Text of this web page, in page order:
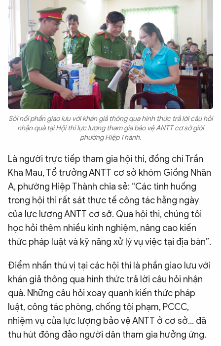
Sôi nổi phần giao lưu với khán giả thông qua hình thức trả lời câu hỏi
nhận quà tại Hội thi lực lượng tham gia bảo vệ ANTT cơ sở giỏi
phường Hiệp Thành.
Là người trực tiếp tham gia hội thi, đồng chí Trần
Kha Mau, Tổ trưởng ANTT cơ sở khóm Giồng Nhãn
A, phường Hiệp Thành chia sẻ: “Các tình huống
trong hội thi rất sát thực tế công tác hằng ngày
của lực lượng ANTT cơ sở. Qua hội thi, chúng tôi
học hỏi thêm nhiều kinh nghiệm, nâng cao kiến
thức pháp luật và kỹ năng xử lý vụ việc tại địa bàn”.
Điểm nhấn thú vị tại các hội thi là phần giao lưu với
khán giả thông qua hình thức trả lời câu hỏi nhận
quà. Những câu hỏi xoay quanh kiến thức pháp
luật, công tác phòng, chống tội phạm, PCCC,
nhiệm vụ của lực lượng bảo vệ ANTT ở cơ sở… đã
thu hút đông đảo người dân tham gia hưởng ứng.